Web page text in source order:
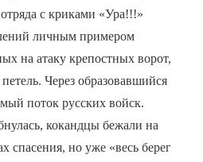
с криками «Ура!!!»
личным примером
на атаку крепостных ворот,
Через образовавшийся
поток русских войск.
кокандцы бежали на
спасения, но уже «весь берег